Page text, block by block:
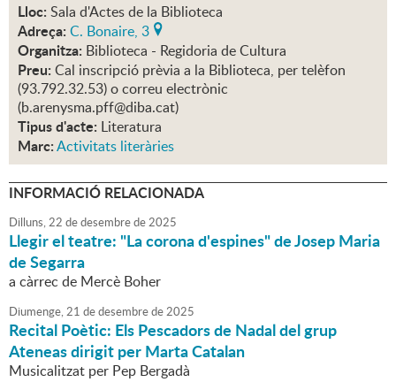
Lloc: Sala d'Actes de la Biblioteca
Adreça: C. Bonaire, 3
Organitza: Biblioteca - Regidoria de Cultura
Preu: Cal inscripció prèvia a la Biblioteca, per telèfon
(93.792.32.53) o correu electrònic
(b.arenysma.pff@diba.cat)
Tipus d'acte: Literatura
Marc:Activitats literàries
INFORMACIÓ RELACIONADA
Dilluns,22 dedesembrede2025
Llegir el teatre: "La corona d'espines" de Josep Maria
de Segarra
a càrrec de Mercè Boher
Diumenge,21 dedesembrede2025
Recital Poètic: Els Pescadors de Nadal del grup
Ateneas dirigit per Marta Catalan
Musicalitzat per Pep Bergadà